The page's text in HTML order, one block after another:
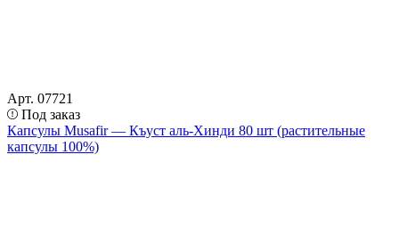
Арт. 07721
Под заказ
Капсулы Musafir — Къуст аль-Хинди 80 шт (растительные
капсулы 100%)